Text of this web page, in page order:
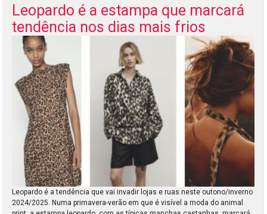
Leopardo é a estampa que marcará
tendência nos dias mais frios
Leopardo é a tendência que vai invadir lojas e ruas neste outono/inverno
2024/2025. Numa primavera-verão em que é visível a moda do animal